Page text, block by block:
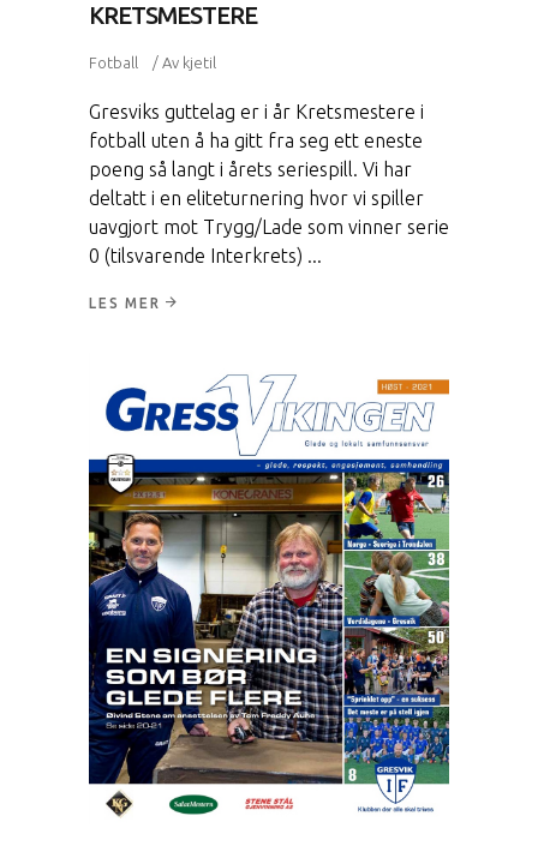
KRETSMESTERE
Fotball Av kjetil
Gresviks guttelag er i år Kretsmestere i
fotball uten å ha gitt fra seg ett eneste
poeng så langt i årets seriespill. Vi har
deltatt i en eliteturnering hvor vi spiller
uavgjort mot Trygg/Lade som vinner serie
0 (tilsvarende Interkrets)
LES MER